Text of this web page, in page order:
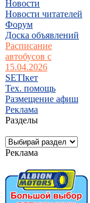
Новости
Новости читателей
Форум
Доска объявлений
Расписание
автобусов с
15.04.2026
SETIкет
Тех. помощь
Размещение афиш
Реклама
Разделы
Реклама